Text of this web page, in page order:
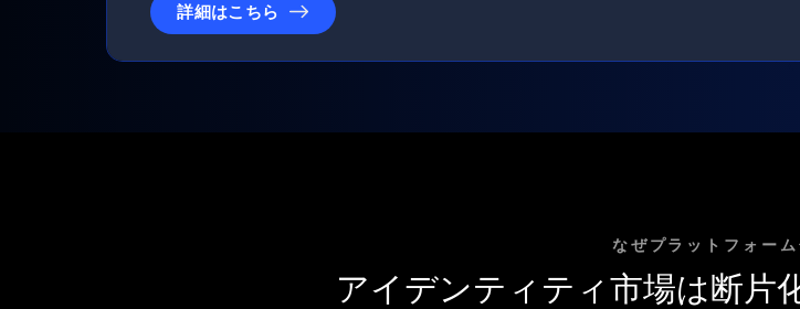
詳細はこちら
なぜプラットフォー
アイデンティティ市場は断片